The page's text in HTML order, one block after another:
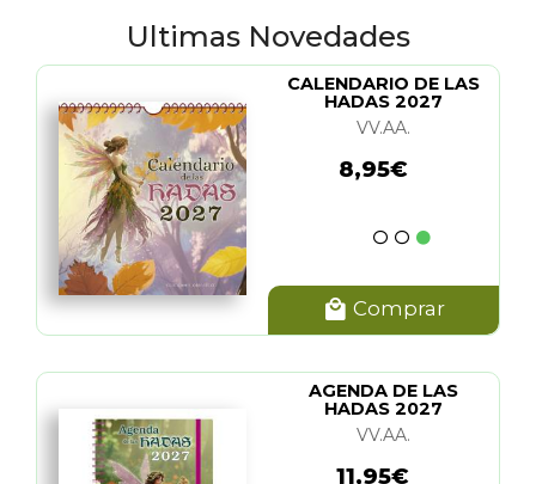
Ultimas Novedades
CALENDARIO DE LAS
HADAS 2027
VV.AA.
8,95€
Comprar
AGENDA DE LAS
HADAS 2027
VV.AA.
11,95€